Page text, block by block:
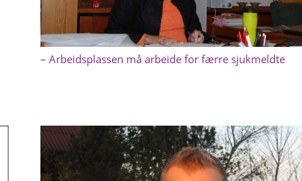
– Arbeidsplassen må arbeide for færre sjukmeldte